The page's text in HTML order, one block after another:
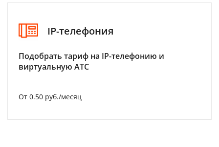
IP-телефония
Подобрать тариф на IP-телефонию и
виртуальную АТС
От 0.50 руб./месяц